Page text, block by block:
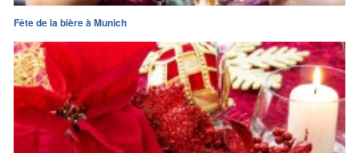
Fête de la bière à Munich